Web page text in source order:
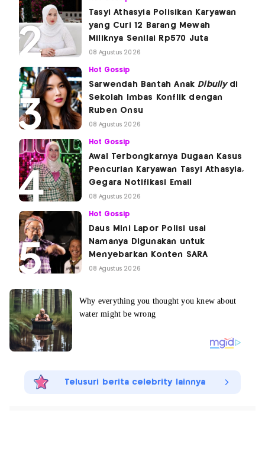
Tasyi Athasyia Polisikan Karyawan
yang Curi 12 Barang Mewah
Miliknya Senilai Rp570 Juta
08 Agustus 2026
Hot Gossip
Sarwendah Bantah Anak Dibullydi
Sekolah Imbas Konflik dengan
Ruben Onsu
08 Agustus 2026
Hot Gossip
Awal Terbongkarnya Dugaan Kasus
Pencurian Karyawan Tasyi Athasyia,
Gegara Notifikasi Email
08 Agustus 2026
Hot Gossip
Daus Mini Lapor Polisi usai
Namanya Digunakan untuk
Menyebarkan Konten SARA
08 Agustus 2026
Telusuri berita celebrity lainnya